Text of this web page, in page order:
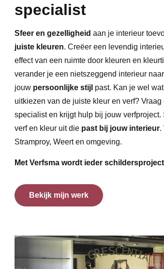
specialist
Sfeer en gezelligheid aan je interieur
juiste kleuren. Creëer een levendig
effect van een ruimte door kleuren en
verander je een nietszeggend interieur
jouw persoonlijke stijl past. Kan je wel
uitkiezen van de juiste kleur en verf?
specialist en krijgt hulp bij jouw
verf en kleur uit die past bij jouw interieur.
Stramproy, Weert en omgeving.
Met Verfsma wordt ieder
Bekijk mijn werk